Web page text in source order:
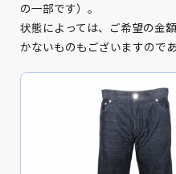
の一部です）。
状態によっては、ご希望の金
かないものもございますので